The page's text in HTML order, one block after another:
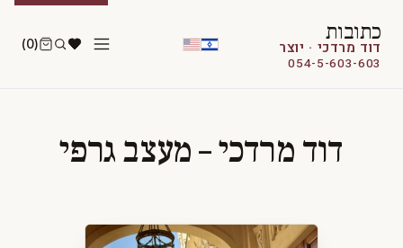
כתובות
דוד מרדכי · יוצר
054-5-603-603
(0)
דוד מרדכי – מעצב גרפי